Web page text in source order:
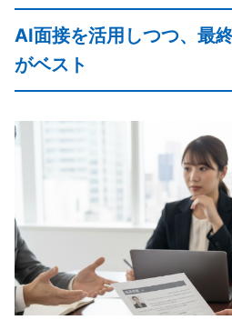
AI面接を活用しつつ、最
がベスト